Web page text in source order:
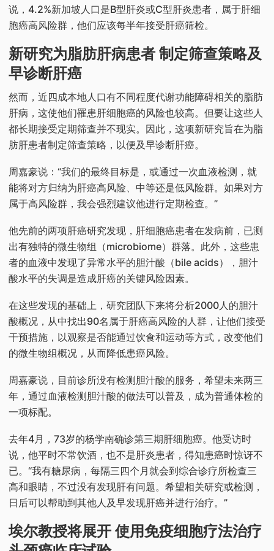
说，4.2%新加坡人口是B型肝炎或C型肝炎患者，属于肝细
胞癌高风险群，他们应该每半年接受肝癌筛检。
新研究为脂肪肝病患者 制定筛查策略及
早诊断肝癌
然而，近四成本地人口有不同程度代谢功能障碍相关的脂肪
肝病，这使他们罹患肝细胞癌的风险也较高。但要让这些人
都长期接受定期筛查并不现实。因此，这项新研究旨在为脂
肪肝患者制定筛查策略，以便及早诊断肝癌。
周嘉豪说：“我们的最终目标是，或通过一次血液检测，就
能将对方归纳为肝癌高风险、中等还是低风险群。如果对方
属于高风险群，我会强烈建议他进行定期检查。”
他先前的两项肝癌研究发现，肝细胞癌患者在发病前，已测
出有独特的微生物组（microbiome）群落。此外，这些患
者的血液中发现了异常水平的胆汁酸（bile acids），胆汁
酸水平的失调是造成肝癌的关键风险因素。
在这些发现的基础上，研究团队下来将分析2000人的胆汁
酸概况，从中找出90名属于肝癌高风险的人群，让他们接受
干预措施，以观察是否能通过饮食和运动等方式，改变他们
的微生物组概况，从而降低患癌风险。
周嘉豪说，目前诊所没有检测胆汁酸的服务，希望未来两三
年，通过血液检测胆汁酸的做法可以普及，成为普通体检的
一项标配。
去年4月，73岁的杨学南确诊第三期肝细胞癌。他受访时
说，他平时不常饮酒，也不是肝炎患者，得知患癌时惊讶不
已。“我有糖尿病，每隔三四个月就会到综合诊疗所检查三
高和眼睛，不过没有发现肝有问题。希望相关研究或检测，
日后可以帮助到其他人及早发现肝癌并进行治疗。”
埃尔教授将展开 使用免疫细胞疗法治疗